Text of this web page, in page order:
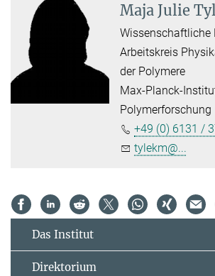
Maja Julie
Wissenschaftliche
Arbeitskreis
der Polymere
Max-Planck-
Polymerforschung
+49 (0) 6131 /
tylekm@...
Das Institut
Direktorium